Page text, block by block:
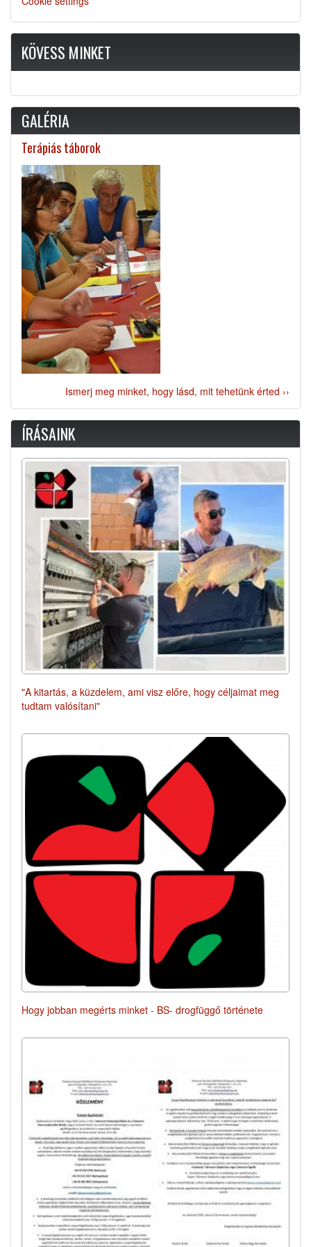
KÖVESS MINKET
GALÉRIA
Terápiás táborok
Ismerj meg minket, hogy lásd, mit tehetünk érted ››
ÍRÁSAINK
"A kitartás, a küzdelem, ami visz előre, hogy céljaimat meg
tudtam valósítani"
Hogy jobban megérts minket - BS- drogfüggő története